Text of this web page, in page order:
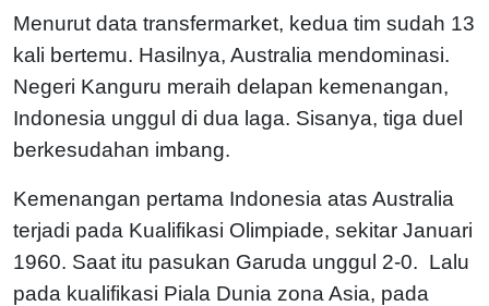
Menurut data transfermarket, kedua tim sudah 13
kali bertemu. Hasilnya, Australia mendominasi.
Negeri Kanguru meraih delapan kemenangan,
Indonesia unggul di dua laga. Sisanya, tiga duel
berkesudahan imbang.
Kemenangan pertama Indonesia atas Australia
terjadi pada Kualifikasi Olimpiade, sekitar Januari
1960. Saat itu pasukan Garuda unggul 2-0. Lalu
pada kualifikasi Piala Dunia zona Asia, pada